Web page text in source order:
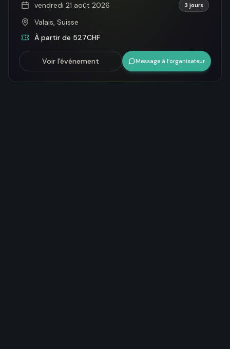
vendredi 21 août 2026 3 jours
Valais, Suisse
À partir de 527CHF
Voir l'événement Message à l’organisateur